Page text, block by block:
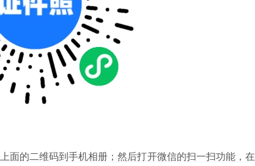
面的二维码到手机相册；然后打开微信的扫一扫功能，在